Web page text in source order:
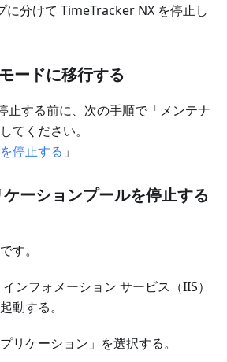
に分けて TimeTracker NX を停止し
ードに移行する
止する前に、次の手順で「メンテナ
てください。
停止する 」
ーションプールを停止する
す。
ンフォメーション サービス（IIS）
動する。
リケーション」を選択する。